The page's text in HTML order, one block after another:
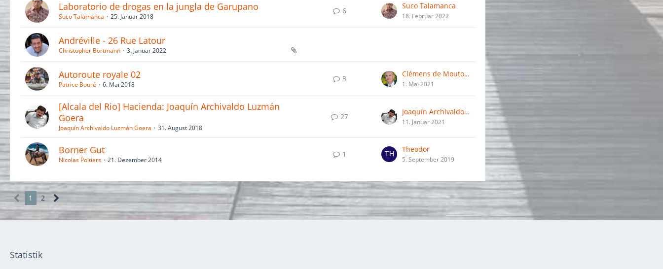
Laboratorio de drogas en la jungla de Garupano
Suco Talamanca 25. Januar 2018
6
Suco Talamanca
18. Februar 2022
Andréville - 26 Rue Latour
Christopher Bortmann 3. Januar 2022
Autoroute royale 02
Patrice Bouré 6. Mai 2018
3
Clémens de Moutonville-sûr-l'Île
1. Mai 2021
[Alcala del Rio] Hacienda: Joaquín Archivaldo Luzmán
Goera
Joaquín Archivaldo Luzmán Goera 31. August 2018
27
Joaquín Archivaldo Luzmán Goera
11. Januar 2021
Borner Gut
Nicolas Poitiers 21. Dezember 2014
1
Theodor
5. September 2019
1 2
Statistik